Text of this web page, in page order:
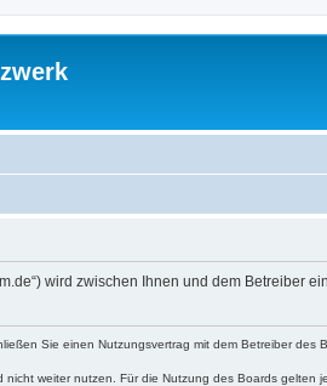
wird zwischen Ihnen und dem Betreiber
Sie einen Nutzungsvertrag mit dem Betreiber
weiter nutzen. Für die Nutzung des Boards gelten